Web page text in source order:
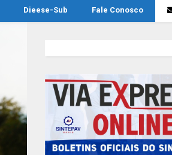
Dieese-Sub Fale Conosco